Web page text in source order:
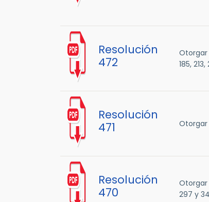
Resolución
472
Otorgar
185,
Resolución
471
Otorgar
Resolución
470
Otorgar
297 y